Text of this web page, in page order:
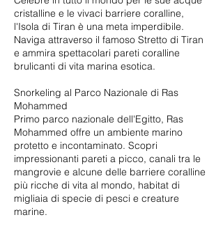
cristalline e le vivaci barriere coralline,
l'Isola di Tiran è una meta imperdibile.
Naviga attraverso il famoso Stretto di Tiran
e ammira spettacolari pareti coralline
brulicanti di vita marina esotica.
Snorkeling al Parco Nazionale di Ras
Mohammed
Primo parco nazionale dell'Egitto, Ras
Mohammed offre un ambiente marino
protetto e incontaminato. Scopri
impressionanti pareti a picco, canali tra le
mangrovie e alcune delle barriere coralline
più ricche di vita al mondo, habitat di
migliaia di specie di pesci e creature
marine.